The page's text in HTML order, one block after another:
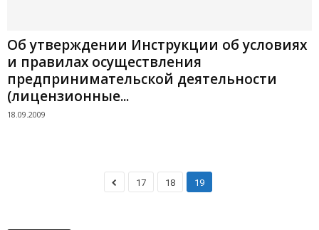
Об утверждении Инструкции об условиях
и правилах осуществления
предпринимательской деятельности
(лицензионные...
18.09.2009
17 18 19